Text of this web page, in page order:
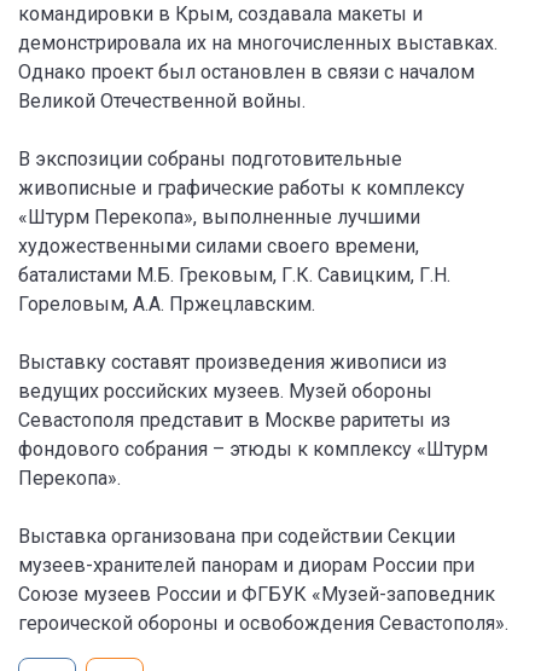
командировки в Крым, создавала макеты и
демонстрировала их на многочисленных выставках.
Однако проект был остановлен в связи с началом
Великой Отечественной войны.
В экспозиции собраны подготовительные
живописные и графические работы к комплексу
«Штурм Перекопа», выполненные лучшими
художественными силами своего времени,
баталистами М.Б. Грековым, Г.К. Савицким, Г.Н.
Гореловым, А.А. Пржецлавским.
Выставку составят произведения живописи из
ведущих российских музеев. Музей обороны
Севастополя представит в Москве раритеты из
фондового собрания – этюды к комплексу «Штурм
Перекопа».
Выставка организована при содействии Секции
музеев-хранителей панорам и диорам России при
Союзе музеев России и ФГБУК «Музей-заповедник
героической обороны и освобождения Севастополя».